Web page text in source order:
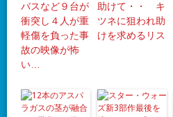
バスなど９台が
衝突し４人が重
軽傷を負った事
故の映像が怖
い…
助けて・・ キ
ツネに狙われ助
けを求めるリス